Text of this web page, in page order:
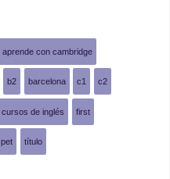
aprende con cambridge
b2 barcelona c1 c2
cursos de inglés first
pet título